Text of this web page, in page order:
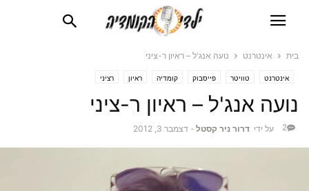
בית אינטרנט נועה אנג'ל – ראיון ר-ציני
אינטרנט טוויטר פייסבוק קומדיה ראיון רציני
נועה אנג'ל – ראיון ר-ציני
על ידי דרור ניר קסטל - דצמבר 3, 2012 2